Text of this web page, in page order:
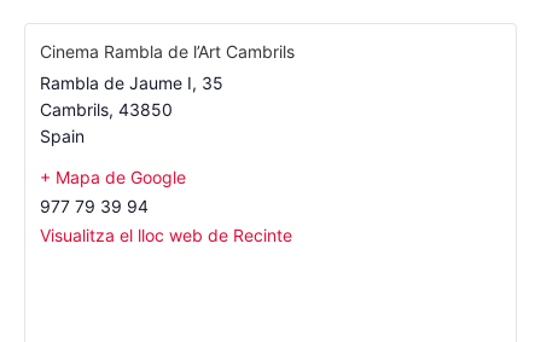
Cinema Rambla de l’Art Cambrils
Rambla de Jaume I, 35
Cambrils, 43850
Spain
+ Mapa de Google
977 79 39 94
Visualitza el lloc web de Recinte